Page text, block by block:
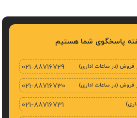
(در ساعات اداری) 021-88716729
(در ساعات اداری) 021-88716730
021-88716731